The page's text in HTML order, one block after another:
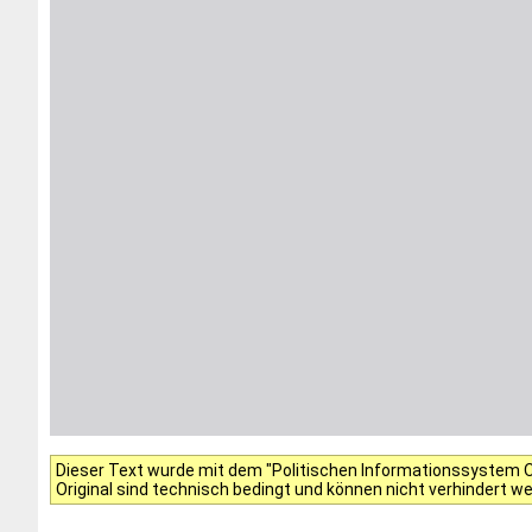
Dieser Text wurde mit dem "Politischen Informationssystem
Original sind technisch bedingt und können nicht verhindert